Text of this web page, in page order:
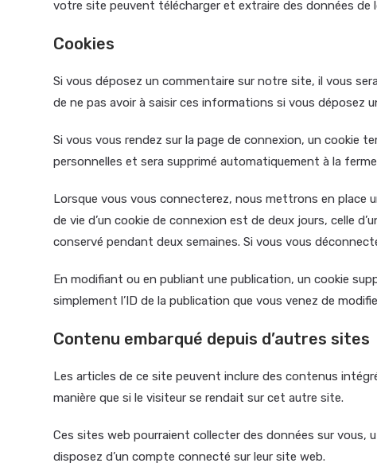
votre site peuvent télécharger et extraire des données de
Cookies
Si vous déposez un commentaire sur notre site, il vous
de ne pas avoir à saisir ces informations si vous déposez
Si vous vous rendez sur la page de connexion, un cookie
personnelles et sera supprimé automatiquement à la
Lorsque vous vous connecterez, nous mettrons en place
de vie d’un cookie de connexion est de deux jours, celle
conservé pendant deux semaines. Si vous vous
En modifiant ou en publiant une publication, un cookie
simplement l’ID de la publication que vous venez de
Contenu embarqué depuis d’autres sites
Les articles de ce site peuvent inclure des contenus
manière que si le visiteur se rendait sur cet autre site.
Ces sites web pourraient collecter des données sur vous,
disposez d’un compte connecté sur leur site web.